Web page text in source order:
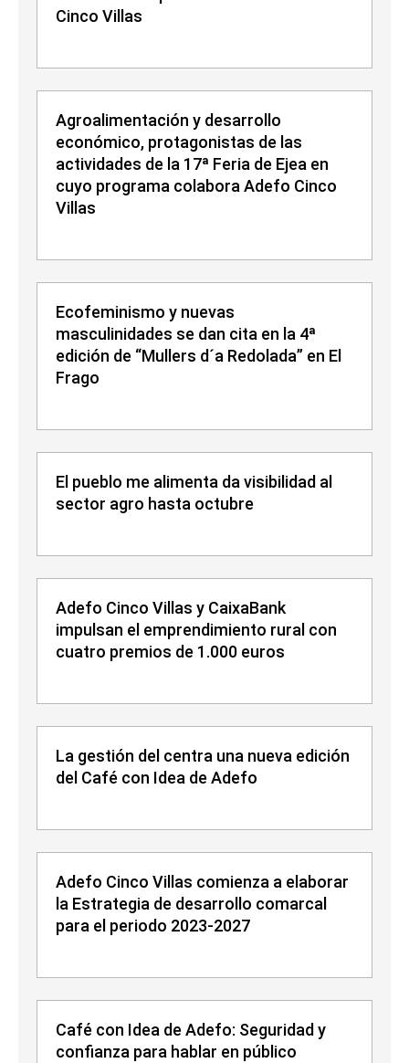
Cinco Villas
Agroalimentación y desarrollo
económico, protagonistas de las
actividades de la 17ª Feria de Ejea en
cuyo programa colabora Adefo Cinco
Villas
Ecofeminismo y nuevas
masculinidades se dan cita en la 4ª
edición de “Mullers d´a Redolada” en El
Frago
El pueblo me alimenta da visibilidad al
sector agro hasta octubre
Adefo Cinco Villas y CaixaBank
impulsan el emprendimiento rural con
cuatro premios de 1.000 euros
La gestión del centra una nueva edición
del Café con Idea de Adefo
Adefo Cinco Villas comienza a elaborar
la Estrategia de desarrollo comarcal
para el periodo 2023-2027
Café con Idea de Adefo: Seguridad y
confianza para hablar en público